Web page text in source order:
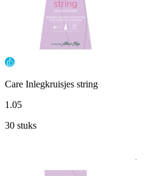
Care Inlegkruisjes string
1 .05
30 stuks